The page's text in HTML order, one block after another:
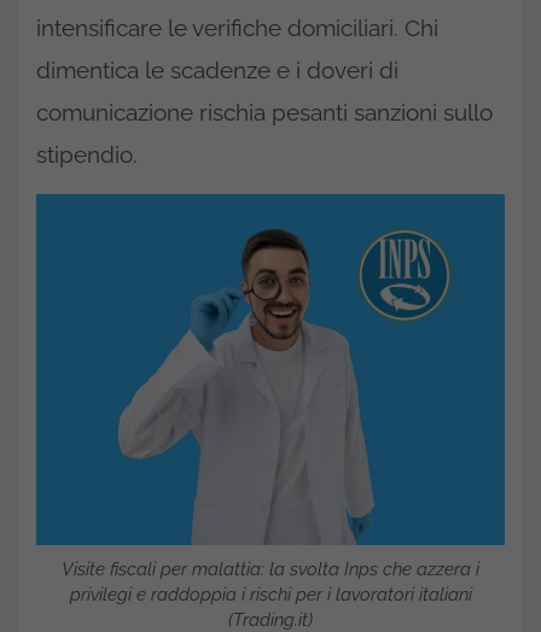
intensificare le verifiche domiciliari. Chi
dimentica le scadenze e i doveri di
comunicazione rischia pesanti sanzioni sullo
stipendio.
Visite fiscali per malattia: la svolta Inps che azzera i
privilegi e raddoppia i rischi per i lavoratori italiani
(Trading.it)